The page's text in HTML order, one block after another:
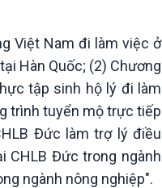
Việt Nam đi làm việc ở
Hàn Quốc; (2) Chương
tập sinh hộ lý đi làm
trình tuyển mộ trực tiếp
Đức làm trợ lý điều
CHLB Đức trong ngành
ngành nông nghiệp".